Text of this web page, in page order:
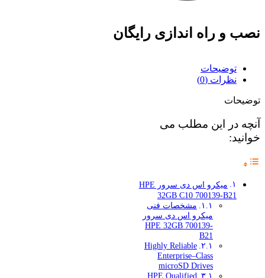
نصب و راه اندازی رایگان
توضیحات
نظرات (0)
توضیحات
آنچه در این مطلب می
خوانید:
میکرو اس دی سرور HPE
32GB C10 700139-B21
مشخصات فنی
میکرو اس دی سرور
HPE 32GB 700139-
B21
Highly Reliable
Enterprise–Class
microSD Drives
HPE Qualified